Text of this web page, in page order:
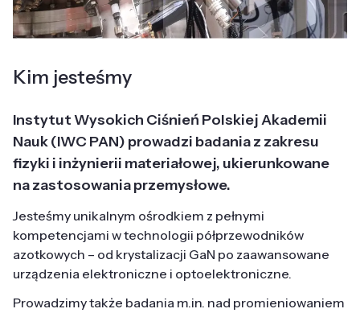
Kim jesteśmy
Instytut Wysokich Ciśnień Polskiej Akademii
Nauk (IWC PAN) prowadzi badania z zakresu
fizyki i inżynierii materiałowej, ukierunkowane
na zastosowania przemysłowe.
Jesteśmy unikalnym ośrodkiem z pełnymi
kompetencjami w technologii półprzewodników
azotkowych – od krystalizacji GaN po zaawansowane
urządzenia elektroniczne i optoelektroniczne.
Prowadzimy także badania m.in. nad promieniowaniem